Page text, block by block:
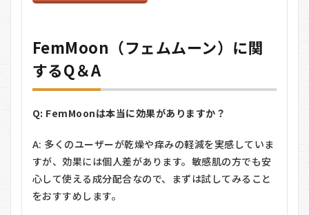
FemMoon（フェムムーン）に関
するQ＆A
Q: FemMoonは本当に効果がありますか？
A: 多くのユーザーが乾燥や痒みの軽減を実感していま
すが、効果には個人差があります。敏感肌の方でも安
心して使える成分配合なので、まずは試してみること
をおすすめします。